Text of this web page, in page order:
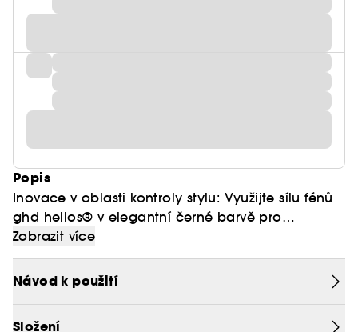
Popis
Inovace v oblasti kontroly stylu: Využijte sílu fénů
ghd helios® v elegantní černé barvě pro
nádherný Blow Dry vzhled. Spolu s koncentrační
tryskou vytváří pokročilá interní aerodynamika
silný proud vzduchu, který umožňuje rovnoměrné
Zobrazit více
Návod k použití
Složení